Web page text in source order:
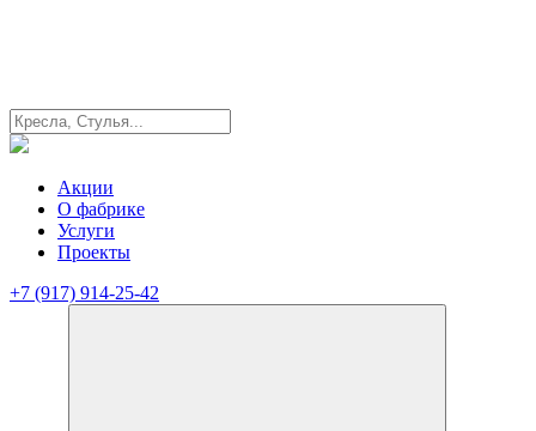
Акции
О фабрике
Услуги
Проекты
+7 (917) 914-25-42